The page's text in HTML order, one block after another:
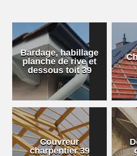
Bardage, habillage
planche de rive et
dessous toit 39
Couvreur
charpentier 39